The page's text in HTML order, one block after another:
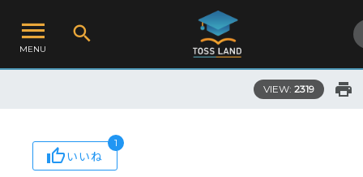
MENU
VIEW: 2319
いいね
1